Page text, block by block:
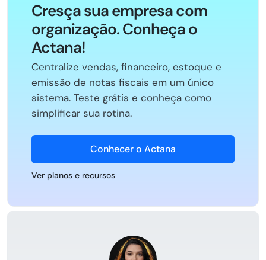
Cresça sua empresa com
organização. Conheça o
Actana!
Centralize vendas, financeiro, estoque e
emissão de notas fiscais em um único
sistema. Teste grátis e conheça como
simplificar sua rotina.
Conhecer o Actana
Ver planos e recursos